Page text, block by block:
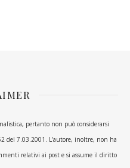
pertanto non può considerarsi
del 7.03.2001. L’autore, inoltre, non ha
relativi ai post e si assume il diritto